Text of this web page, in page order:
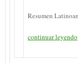
Resumen
continuar leyendo